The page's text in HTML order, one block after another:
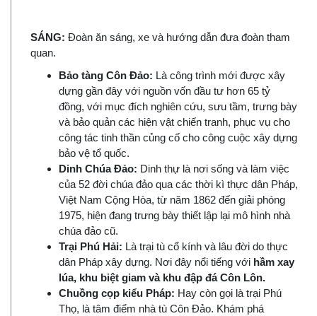
SÁNG: Đoàn ăn sáng, xe và hướng dẫn đưa đoàn tham
quan.
Bảo tàng Côn Đảo: Là công trình mới được xây
dựng gần đây với nguồn vốn đầu tư hơn 65 tỷ
đồng, với mục đích nghiên cứu, sưu tầm, trưng bày
và bảo quản các hiện vật chiến tranh, phục vụ cho
công tác tinh thần củng cố cho công cuộc xây dựng
bảo vệ tổ quốc.
Dinh Chúa Đảo: Dinh thự là nơi sống và làm việc
của 52 đời chúa đảo qua các thời kì thực dân Pháp,
Việt Nam Cộng Hòa, từ năm 1862 đến giải phóng
1975, hiện đang trưng bày thiết lập lại mô hình nhà
chúa đảo cũ.
Trại Phú Hải: Là trại tù cổ kính và lâu đời do thực
dân Pháp xây dựng. Nơi đây nổi tiếng với hầm xay
lúa, khu biệt giam và khu đập đá Côn Lôn.
Chuồng cọp kiểu Pháp: Hay còn gọi là trại Phú
Thọ, là tâm điểm nhà tù Côn Đảo. Khám phá